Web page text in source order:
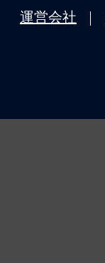
運営会社